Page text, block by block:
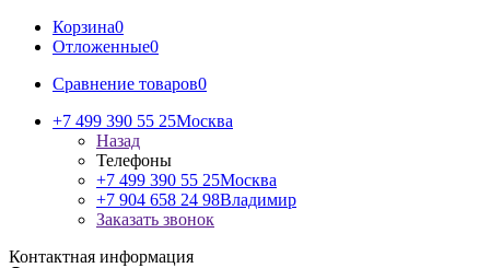
Корзина0
Отложенные0
Сравнение товаров0
+7 499 390 55 25Москва
Назад
Телефоны
+7 499 390 55 25Москва
+7 904 658 24 98Владимир
Заказать звонок
Контактная информация